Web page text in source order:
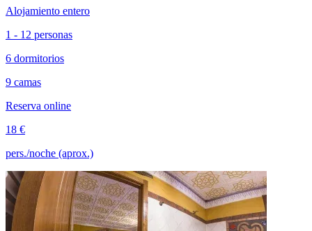
Alojamiento entero
1 - 12 personas
6 dormitorios
9 camas
Reserva online
18 €
pers./noche (aprox.)